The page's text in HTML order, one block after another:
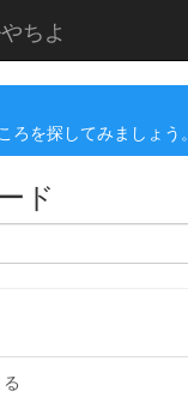
ちよ
ろを探してみましょう。
ド